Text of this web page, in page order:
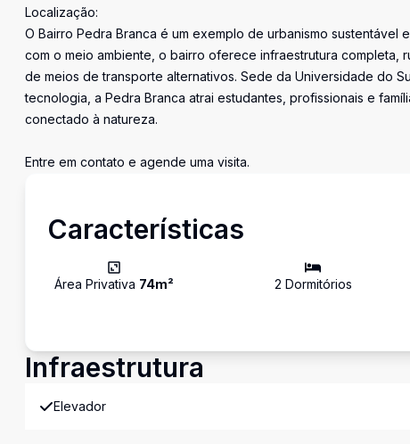
Localização:
O Bairro Pedra Branca é um exemplo de urbanismo
com o meio ambiente, o bairro oferece infraestrutura
de meios de transporte alternativos. Sede da Universidade do
tecnologia, a Pedra Branca atrai estudantes, profissionais e
conectado à natureza.
Entre em contato e agende uma visita.
Características
Área Privativa 74m² 2 Dormitórios
Infraestrutura
Elevador